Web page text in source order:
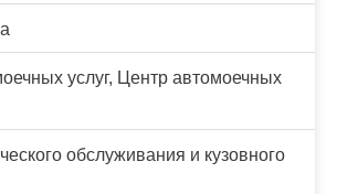
услуг, Центр автомоечных
обслуживания и кузовного